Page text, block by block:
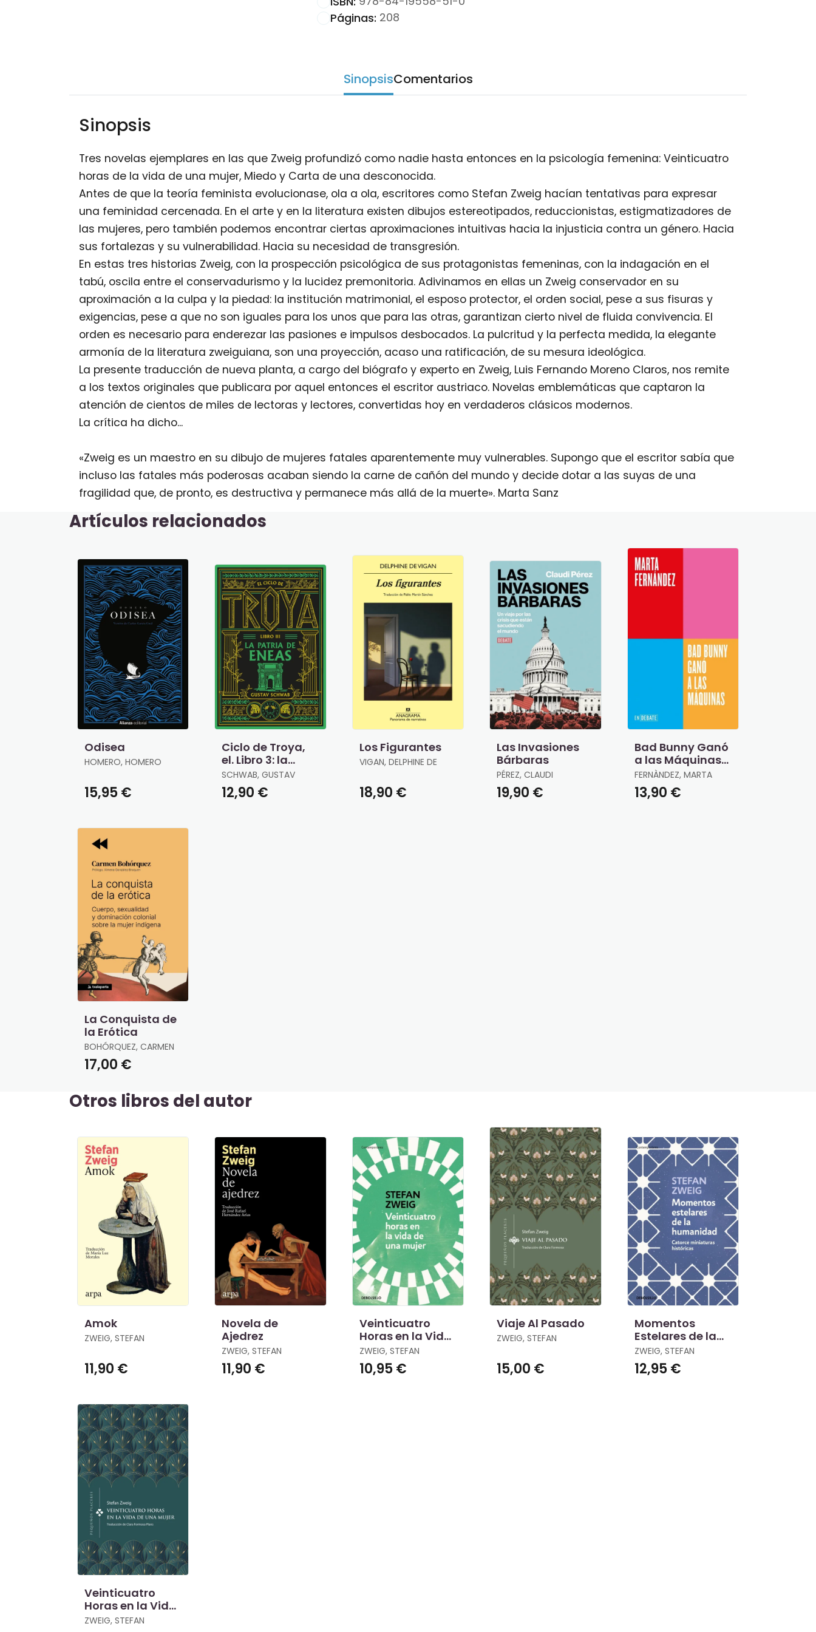
Páginas: 208
SinopsisComentarios
Sinopsis
Tres novelas ejemplares en las que Zweig profundizó como nadie hasta entonces en la psicología femenina: Veinticuatro
horas de la vida de una mujer, Miedo y Carta de una desconocida.
Antes de que la teoría feminista evolucionase, ola a ola, escritores como Stefan Zweig hacían tentativas para expresar
una feminidad cercenada. En el arte y en la literatura existen dibujos estereotipados, reduccionistas, estigmatizadores de
las mujeres, pero también podemos encontrar ciertas aproximaciones intuitivas hacia la injusticia contra un género. Hacia
sus fortalezas y su vulnerabilidad. Hacia su necesidad de transgresión.
En estas tres historias Zweig, con la prospección psicológica de sus protagonistas femeninas, con la indagación en el
tabú, oscila entre el conservadurismo y la lucidez premonitoria. Adivinamos en ellas un Zweig conservador en su
aproximación a la culpa y la piedad: la institución matrimonial, el esposo protector, el orden social, pese a sus fisuras y
exigencias, pese a que no son iguales para los unos que para las otras, garantizan cierto nivel de fluida convivencia. El
orden es necesario para enderezar las pasiones e impulsos desbocados. La pulcritud y la perfecta medida, la elegante
armonía de la literatura zweiguiana, son una proyección, acaso una ratificación, de su mesura ideológica.
La presente traducción de nueva planta, a cargo del biógrafo y experto en Zweig, Luis Fernando Moreno Claros, nos remite
a los textos originales que publicara por aquel entonces el escritor austriaco. Novelas emblemáticas que captaron la
atención de cientos de miles de lectoras y lectores, convertidas hoy en verdaderos clásicos modernos.
La crítica ha dicho...
«Zweig es un maestro en su dibujo de mujeres fatales aparentemente muy vulnerables. Supongo que el escritor sabía que
incluso las fatales más poderosas acaban siendo la carne de cañón del mundo y decide dotar a las suyas de una
fragilidad que, de pronto, es destructiva y permanece más allá de la muerte». Marta Sanz
Artículos relacionados
Odisea
HOMERO, HOMERO
15,95 €
Ciclo de Troya,
el. Libro 3: la
Patria de Eneas
SCHWAB, GUSTAV
12,90 €
Los Figurantes
VIGAN, DELPHINE DE
18,90 €
Las Invasiones
Bárbaras
PÉREZ, CLAUDI
19,90 €
Bad Bunny Ganó
a las Máquinas
(Serie Endebate)
FERNÀNDEZ, MARTA
13,90 €
La Conquista de
la Erótica
BOHÓRQUEZ, CARMEN
17,00 €
Otros libros del autor
Amok
ZWEIG, STEFAN
11,90 €
Novela de
Ajedrez
ZWEIG, STEFAN
11,90 €
Veinticuatro
Horas en la Vida
de una Mujer
ZWEIG, STEFAN
10,95 €
Viaje Al Pasado
ZWEIG, STEFAN
15,00 €
Momentos
Estelares de la
Humanidad
ZWEIG, STEFAN
12,95 €
Veinticuatro
Horas en la Vida
de una Mujer
ZWEIG, STEFAN